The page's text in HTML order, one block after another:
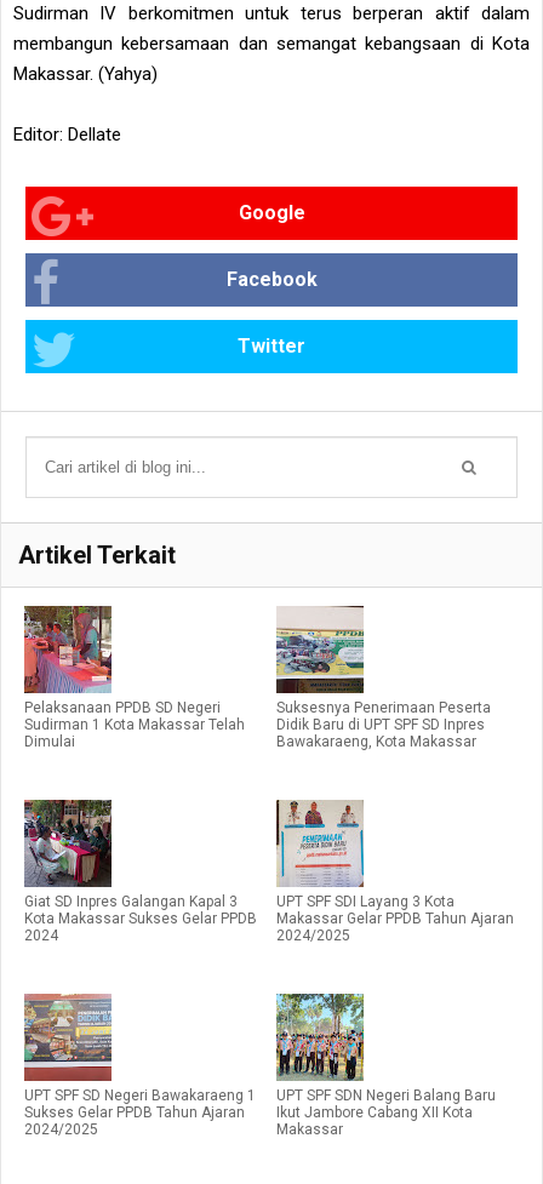
Sudirman IV berkomitmen untuk terus berperan aktif dalam
membangun kebersamaan dan semangat kebangsaan di Kota
Makassar. (Yahya)
Editor: Dellate
Google
Facebook
Twitter
Artikel Terkait
Pelaksanaan PPDB SD Negeri
Sudirman 1 Kota Makassar Telah
Dimulai
Suksesnya Penerimaan Peserta
Didik Baru di UPT SPF SD Inpres
Bawakaraeng, Kota Makassar
Giat SD Inpres Galangan Kapal 3
Kota Makassar Sukses Gelar PPDB
2024
UPT SPF SDI Layang 3 Kota
Makassar Gelar PPDB Tahun Ajaran
2024/2025
UPT SPF SD Negeri Bawakaraeng 1
Sukses Gelar PPDB Tahun Ajaran
2024/2025
UPT SPF SDN Negeri Balang Baru
Ikut Jambore Cabang XII Kota
Makassar